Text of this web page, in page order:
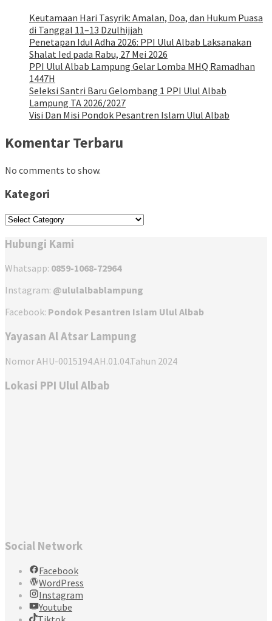
Keutamaan Hari Tasyrik: Amalan, Doa, dan Hukum Puasa
di Tanggal 11–13 Dzulhijjah
Penetapan Idul Adha 2026: PPI Ulul Albab Laksanakan
Shalat Ied pada Rabu, 27 Mei 2026
PPI Ulul Albab Lampung Gelar Lomba MHQ Ramadhan
1447H
Seleksi Santri Baru Gelombang 1 PPI Ulul Albab
Lampung TA 2026/2027
Visi Dan Misi Pondok Pesantren Islam Ulul Albab
Komentar Terbaru
No comments to show.
Kategori
Kategori
Hubungi Kami
Whatsapp: 0859-1068-72964
Instagram: @ululalbablampung
Facebook: Pondok Pesantren Islam Ulul Albab
Yayasan Al Atsar Lampung
Nomor AHU-0015194.AH.01.04.Tahun 2024
Lokasi PPI Ulul Albab
Social Network
Facebook
WordPress
Instagram
Youtube